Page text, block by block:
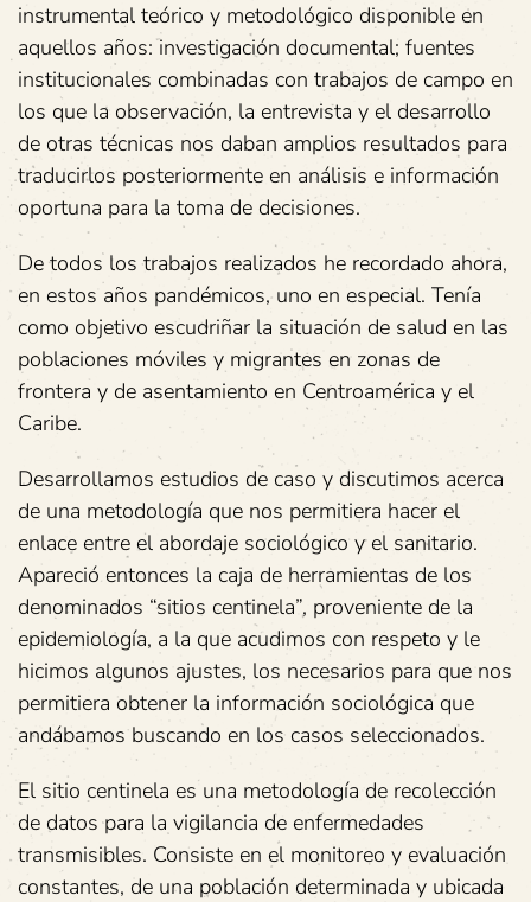
instrumental teórico y metodológico disponible en
aquellos años: investigación documental; fuentes
institucionales combinadas con trabajos de campo en
los que la observación, la entrevista y el desarrollo
de otras técnicas nos daban amplios resultados para
traducirlos posteriormente en análisis e información
oportuna para la toma de decisiones.
De todos los trabajos realizados he recordado ahora,
en estos años pandémicos, uno en especial. Tenía
como objetivo escudriñar la situación de salud en las
poblaciones móviles y migrantes en zonas de
frontera y de asentamiento en Centroamérica y el
Caribe.
Desarrollamos estudios de caso y discutimos acerca
de una metodología que nos permitiera hacer el
enlace entre el abordaje sociológico y el sanitario.
Apareció entonces la caja de herramientas de los
denominados “sitios centinela”, proveniente de la
epidemiología, a la que acudimos con respeto y le
hicimos algunos ajustes, los necesarios para que nos
permitiera obtener la información sociológica que
andábamos buscando en los casos seleccionados.
El sitio centinela es una metodología de recolección
de datos para la vigilancia de enfermedades
transmisibles. Consiste en el monitoreo y evaluación
constantes, de una población determinada y ubicada